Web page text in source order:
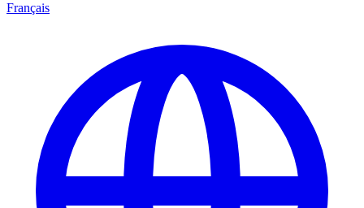
Français